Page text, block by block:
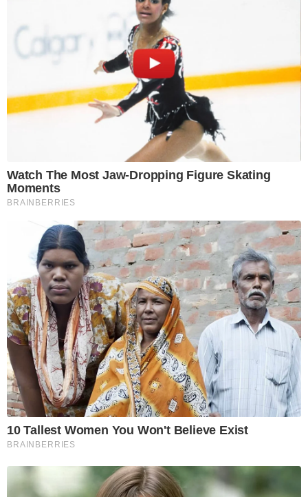
Watch The Most Jaw‑Dropping Figure Skating
Moments
BRAINBERRIES
10 Tallest Women You Won't Believe Exist
BRAINBERRIES